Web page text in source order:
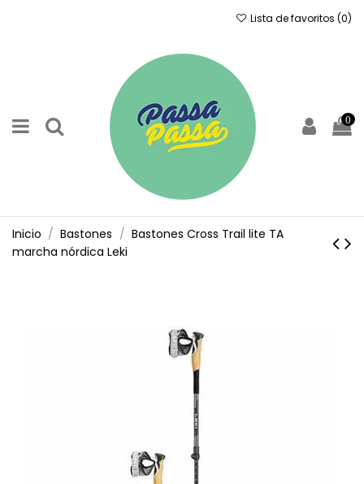
Lista de favoritos (0)
0
Inicio Bastones
Bastones Cross Trail lite TA
marcha nórdica Leki